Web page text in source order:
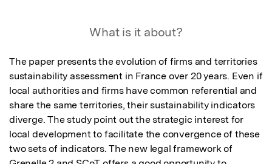
What is it about?
The paper presents the evolution of firms and territories
sustainability assessment in France over 20 years. Even if
local authorities and firms have common referential and
share the same territories, their sustainability indicators
diverge. The study point out the strategic interest for
local development to facilitate the convergence of these
two sets of indicators. The new legal framework of